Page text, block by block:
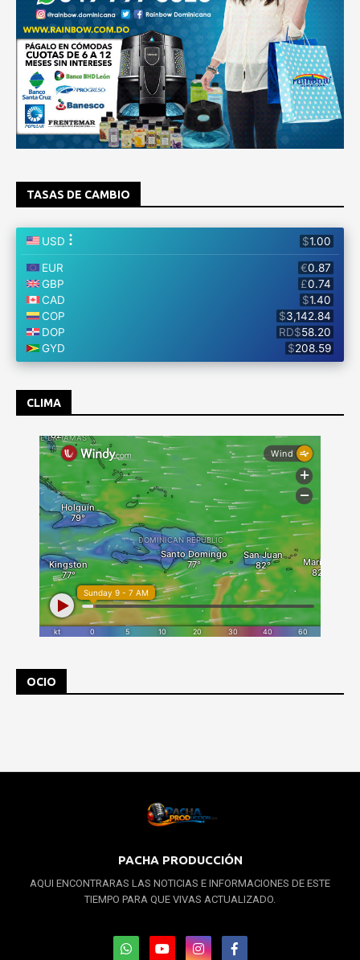
TASAS DE CAMBIO
CLIMA
OCIO
PACHA PRODUCCIÓN
AQUI ENCONTRARAS LAS NOTICIAS E INFORMACIONES DE ESTE
TIEMPO PARA QUE VIVAS ACTUALIZADO.